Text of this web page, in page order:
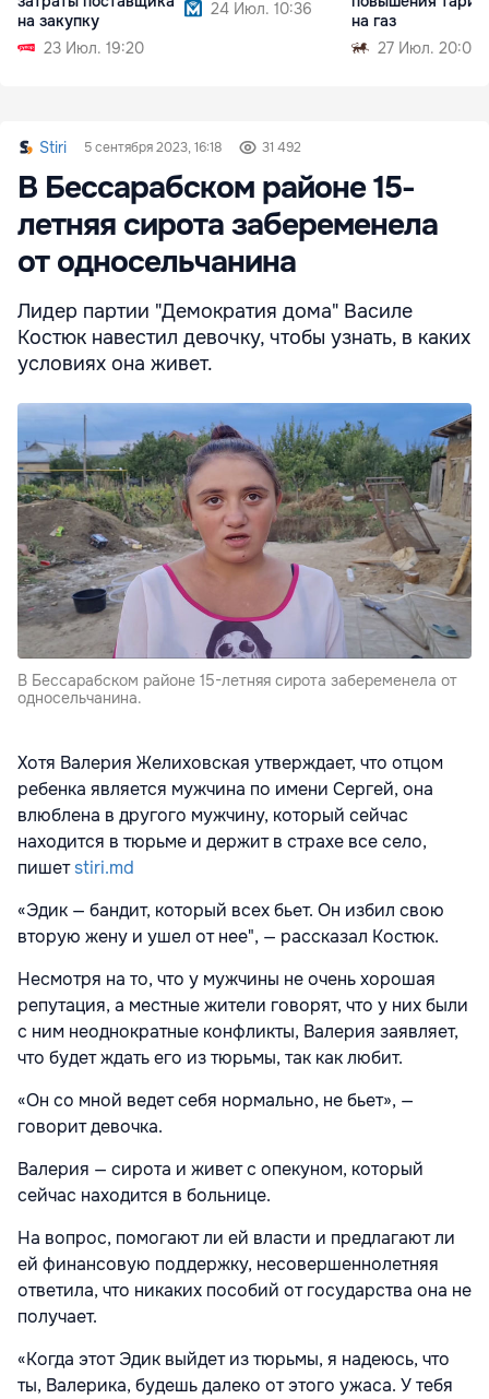
на закупку
23 Июл. 19:20
24 Июл. 10:36
на газ
27 Июл. 20:09
Stiri 5 сентября 2023, 16:18 31 492
В Бессарабском районе 15-
летняя сирота забеременела
от односельчанина
Лидер партии "Демократия дома" Василе
Костюк навестил девочку, чтобы узнать, в каких
условиях она живет.
В Бессарабском районе 15-летняя сирота забеременела от
односельчанина.
Хотя Валерия Желиховская утверждает, что отцом
ребенка является мужчина по имени Сергей, она
влюблена в другого мужчину, который сейчас
находится в тюрьме и держит в страхе все село,
пишетstiri.md
«Эдик — бандит, который всех бьет. Он избил свою
вторую жену и ушел от нее", — рассказал Костюк.
Несмотря на то, что у мужчины не очень хорошая
репутация, а местные жители говорят, что у них были
с ним неоднократные конфликты, Валерия заявляет,
что будет ждать его из тюрьмы, так как любит.
«Он со мной ведет себя нормально, не бьет», —
говорит девочка.
Валерия — сирота и живет с опекуном, который
сейчас находится в больнице.
На вопрос, помогают ли ей власти и предлагают ли
ей финансовую поддержку, несовершеннолетняя
ответила, что никаких пособий от государства она не
получает.
«Когда этот Эдик выйдет из тюрьмы, я надеюсь, что
ты, Валерика, будешь далеко от этого ужаса. У тебя